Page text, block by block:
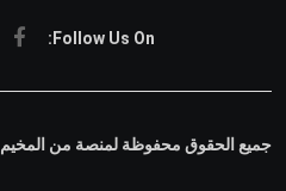
Follow Us On:
جميع الحقوق محفوظة لمنصة من المخيم 2024 ©